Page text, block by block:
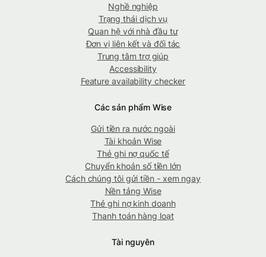
Nghề nghiệp
Trạng thái dịch vụ
Quan hệ với nhà đầu tư
Đơn vị liên kết và đối tác
Trung tâm trợ giúp
Accessibility
Feature availability checker
Các sản phẩm Wise
Gửi tiền ra nước ngoài
Tài khoản Wise
Thẻ ghi nợ quốc tế
Chuyển khoản số tiền lớn
Cách chúng tôi gửi tiền - xem ngay
Nền tảng Wise
Thẻ ghi nợ kinh doanh
Thanh toán hàng loạt
Tài nguyên